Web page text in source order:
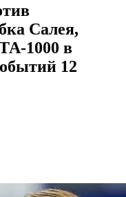
Салея,
1000 в
12